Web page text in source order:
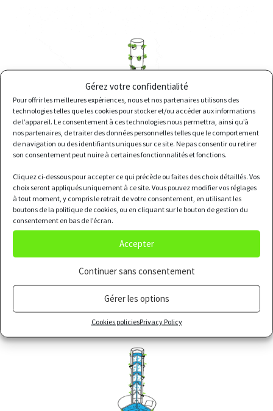
Gérez votre confidentialité
Pour offrir les meilleures expériences, nous et nos partenaires utilisons des
technologies telles que les cookies pour stocker et/ou accéder aux informations
de l’appareil. Le consentement à ces technologies nous permettra, ainsi qu’à
nos partenaires, de traiter des données personnelles telles que le comportement
de navigation ou des identifiants uniques sur ce site. Ne pas consentir ou retirer
son consentement peut nuire à certaines fonctionnalités et fonctions.
Cliquez ci-dessous pour accepter ce qui précède ou faites des choix détaillés. Vos
choix seront appliqués uniquement à ce site. Vous pouvez modifier vos réglages
à tout moment, y compris le retrait de votre consentement, en utilisant les
boutons de la politique de cookies, ou en cliquant sur le bouton de gestion du
consentement en bas de l’écran.
Accepter
Continuer sans consentement
Gérer les options
Cookies policiesPrivacy Policy